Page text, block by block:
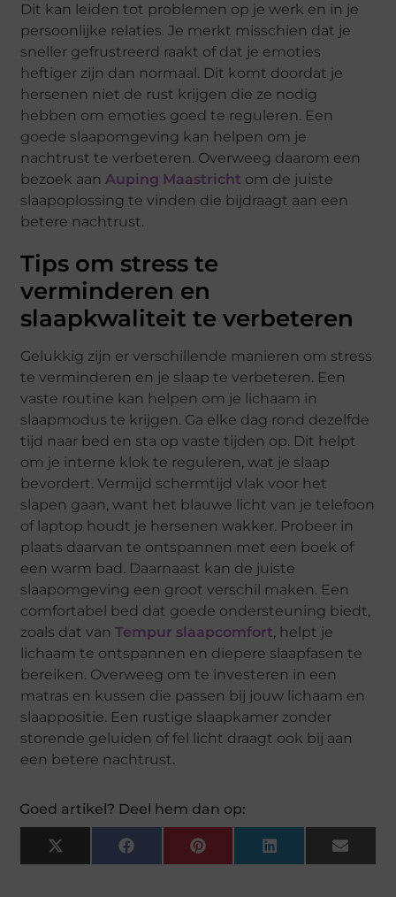
Dit kan leiden tot problemen op je werk en in je
persoonlijke relaties. Je merkt misschien dat je
sneller gefrustreerd raakt of dat je emoties
heftiger zijn dan normaal. Dit komt doordat je
hersenen niet de rust krijgen die ze nodig
hebben om emoties goed te reguleren. Een
goede slaapomgeving kan helpen om je
nachtrust te verbeteren. Overweeg daarom een
bezoek aanAuping Maastricht om de juiste
slaapoplossing te vinden die bijdraagt aan een
betere nachtrust.
Tips om stress te
verminderen en
slaapkwaliteit te verbeteren
Gelukkig zijn er verschillende manieren om stress
te verminderen en je slaap te verbeteren. Een
vaste routine kan helpen om je lichaam in
slaapmodus te krijgen. Ga elke dag rond dezelfde
tijd naar bed en sta op vaste tijden op. Dit helpt
om je interne klok te reguleren, wat je slaap
bevordert. Vermijd schermtijd vlak voor het
slapen gaan, want het blauwe licht van je telefoon
of laptop houdt je hersenen wakker. Probeer in
plaats daarvan te ontspannen met een boek of
een warm bad. Daarnaast kan de juiste
slaapomgeving een groot verschil maken. Een
comfortabel bed dat goede ondersteuning biedt,
zoals dat vanTempur slaapcomfort, helpt je
lichaam te ontspannen en diepere slaapfasen te
bereiken. Overweeg om te investeren in een
matras en kussen die passen bij jouw lichaam en
slaappositie. Een rustige slaapkamer zonder
storende geluiden of fel licht draagt ook bij aan
een betere nachtrust.
Goed artikel? Deel hem dan op:
X
(Twitter)
FacebookPinterestLinkedInEmail